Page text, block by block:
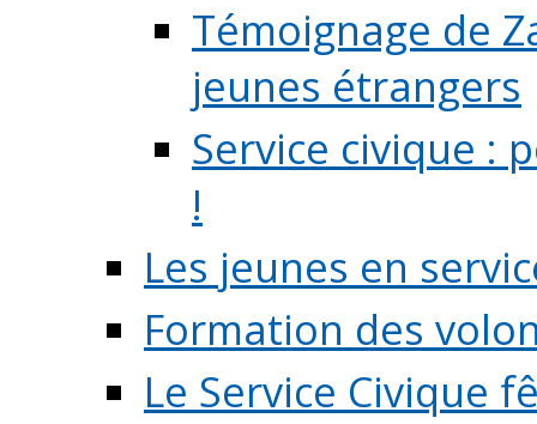
Témoignage de
jeunes étrangers
Service civique :
!
Les jeunes en
Formation des
Le Service Civique